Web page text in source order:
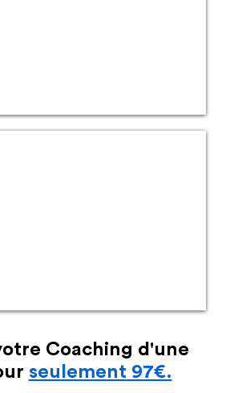
Coaching d'une
seulement 97€.